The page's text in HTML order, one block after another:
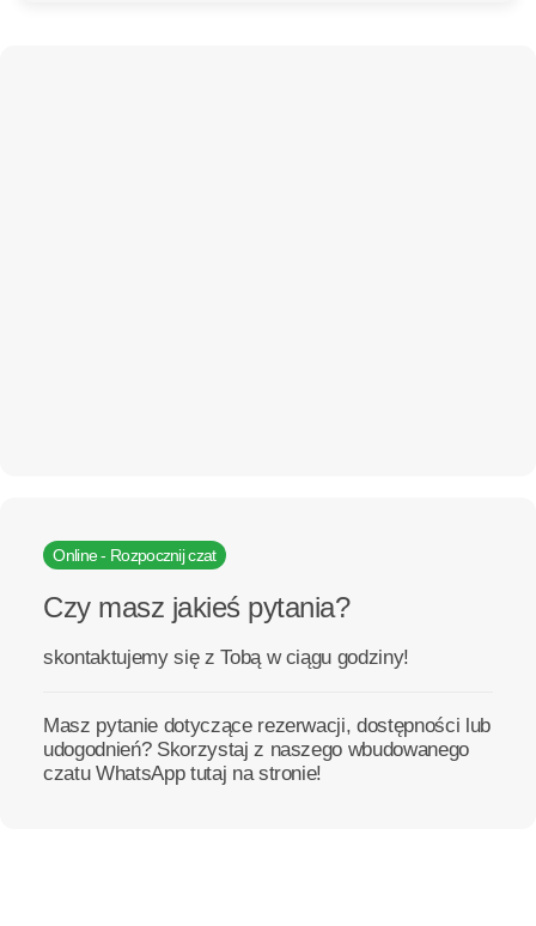
Online - Rozpocznij czat
Czy masz jakieś pytania?
skontaktujemy się z Tobą w ciągu godziny!
Masz pytanie dotyczące rezerwacji, dostępności lub
udogodnień? Skorzystaj z naszego wbudowanego
czatu WhatsApp tutaj na stronie!